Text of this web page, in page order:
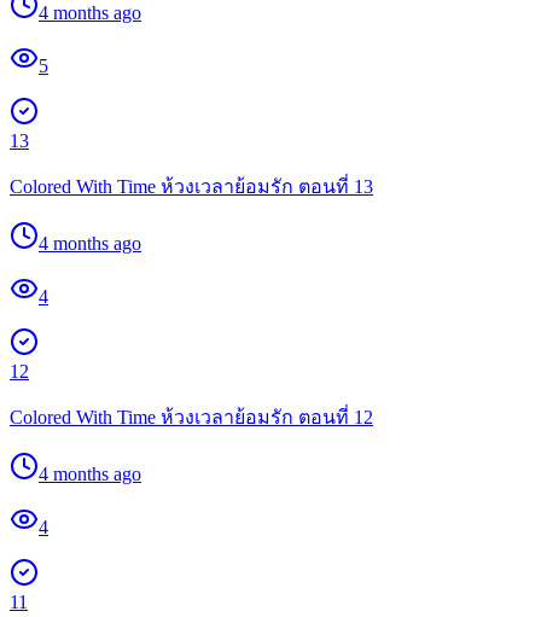
4 months ago
5
13
Colored With Time ห้วงเวลาย้อมรัก ตอนที่ 13
4 months ago
4
12
Colored With Time ห้วงเวลาย้อมรัก ตอนที่ 12
4 months ago
4
11